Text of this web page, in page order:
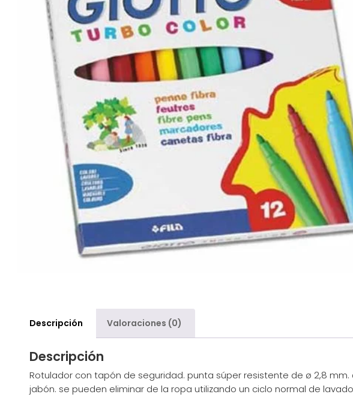
Descripción Valoraciones (0)
Descripción
Rotulador con tapón de seguridad. punta súper resistente de ø 2,8
jabón. se pueden eliminar de la ropa utilizando un ciclo normal de